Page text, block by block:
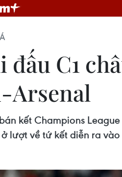
C1
Arsenal
kết Champions
lượt về tứ kết diễn ra